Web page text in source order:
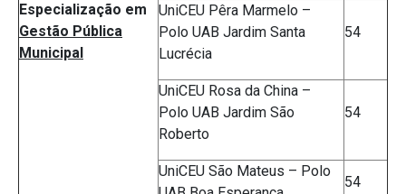
Especialização em
Gestão Pública
Municipal
UniCEU Pêra Marmelo –
Polo UAB Jardim Santa
Lucrécia
54
UniCEU Rosa da China –
Polo UAB Jardim São
Roberto
54
UniCEU São Mateus – Polo
54